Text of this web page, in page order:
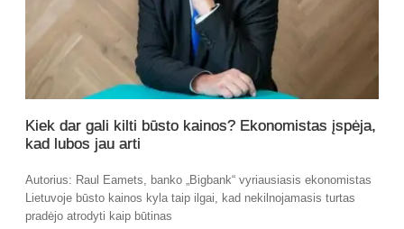
Kiek dar gali kilti būsto kainos? Ekonomistas įspėja,
kad lubos jau arti
Autorius: Raul Eamets, banko „Bigbank“ vyriausiasis ekonomistas
Lietuvoje būsto kainos kyla taip ilgai, kad nekilnojamasis turtas
pradėjo atrodyti kaip būtinas